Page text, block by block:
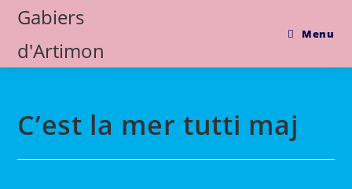
Skip
content
Gabiers
d'Artimon
Menu
C’est la mer tutti maj